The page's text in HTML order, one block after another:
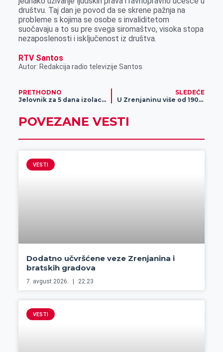
društvu. Taj dan je povod da se skrene pažnja na
probleme s kojima se osobe s invaliditetom
suočavaju a to su pre svega siromaštvo, visoka stopa
nezaposlenosti i isključenost iz društva.
RTV Santos
Autor: Redakcija radio televizije Santos
PRETHODNO
Jelovnik za 5 dana izolacije
SLEDEĆE
U Zrenjaninu više od 1900 aktivnih slučajeva zaraze virusom kovid 19
POVEZANE VESTI
VESTI
Dodatno učvršćene veze Zrenjanina i
bratskih gradova
7. avgust 2026. 22:23
VESTI